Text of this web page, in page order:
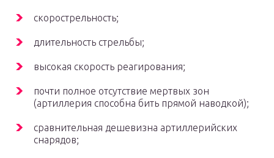
скорострельность;
длительность стрельбы;
высокая скорость реагирования;
почти полное отсутствие мертвых зон
(артиллерия способна бить прямой наводкой);
сравнительная дешевизна артиллерийских
снарядов;